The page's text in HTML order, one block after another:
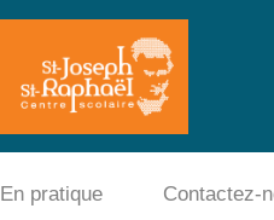
En pratique Contactez-